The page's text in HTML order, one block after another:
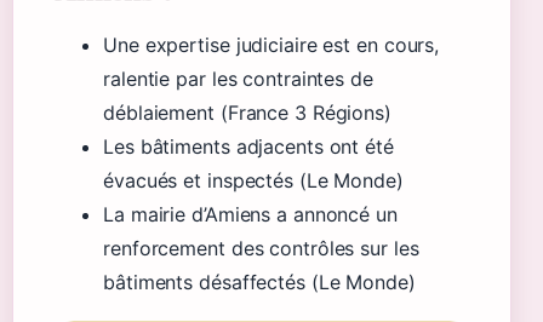
Une expertise judiciaire est en cours,
ralentie par les contraintes de
déblaiement (France 3 Régions)
Les bâtiments adjacents ont été
évacués et inspectés (Le Monde)
La mairie d’Amiens a annoncé un
renforcement des contrôles sur les
bâtiments désaffectés (Le Monde)